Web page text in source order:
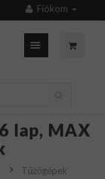
Fiókom
lap, MAX
Tűzőgépek